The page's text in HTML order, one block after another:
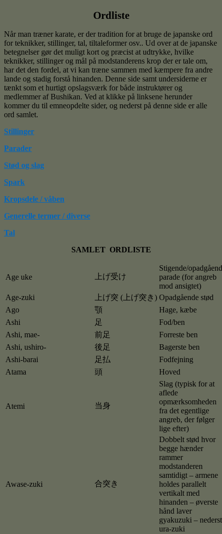
Ordliste
Når man træner karate, er der tradition for at bruge de japanske ord
for teknikker, stillinger, tal, tiltaleformer osv.. Ud over at de japanske
betegnelser gør det muligt kort og præcist at udtrykke, hvilke
teknikker, stillinger og mål på modstanderens krop der er tale om,
har det den fordel, at vi kan træne sammen med kæmpere fra andre
lande og stadig forstå hinanden. Denne side samt undersiderne er
tænkt som et hurtigt opslagsværk for både instruktører og
medlemmer af Bushikan. Ved at klikke på linksene herunder
kommer du til emneopdelte sider, og nederst på denne side er alle
ord samlet.
Stillinger
Parader
Stød og slag
Spark
Kropsdele / våben
Generelle termer / diverse
Tal
SAMLET ORDLISTE
Age uke 上げ受け
Stigende/
parade (for angreb
mod ansigtet)
Age-zuki
上げ突 (上げ突き) Opadgående stød
Ago
顎
Hage, kæbe
Ashi
足
Fod/ben
Ashi, mae-
前足
Forreste ben
Ashi, ushiro-
後足
Bagerste ben
Ashi-barai
足払
Fodfejning
Atama
頭 Hoved
Atemi 当身
Slag (typisk for at
aflede
opmærksomheden
fra det egentlige
angreb, der følger
lige efter)
Awase-zuki 合突き
Dobbelt stød hvor
begge hænder
rammer
modstanderen
samtidigt – armene
holdes parallelt
vertikalt med
hinanden – øverste
hånd laver
gyakuzuki –
ura-zuki